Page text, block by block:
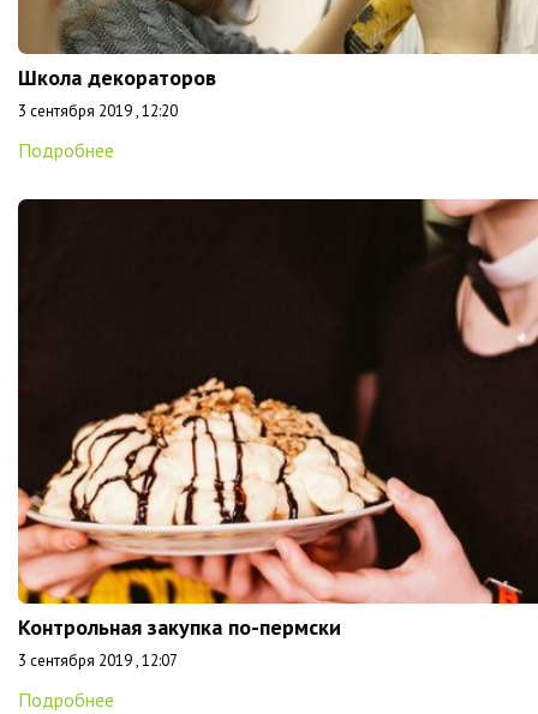
Школа декораторов
3 сентября 2019 , 12:20
Подробнее
Контрольная закупка по-пермски
3 сентября 2019 , 12:07
Подробнее